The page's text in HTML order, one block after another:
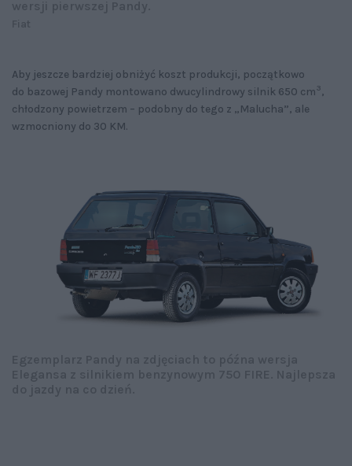
Aby jeszcze bardziej obniżyć koszt produkcji, początkowo
do bazowej Pandy montowano dwucylindrowy silnik 650 cm3,
chłodzony powietrzem – podobny do tego z „Malucha”, ale
wzmocniony do 30 KM.